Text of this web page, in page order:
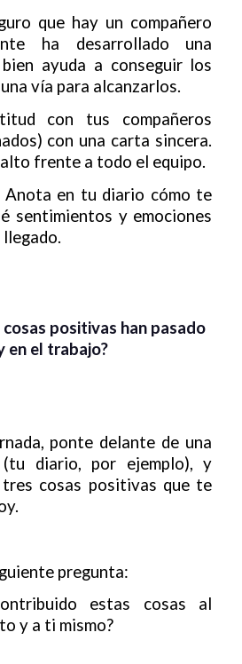
que hay un compañero
ha desarrollado una
ayuda a conseguir los
vía para alcanzarlos.
con tus compañeros
con una carta sincera.
frente a todo el equipo.
en tu diario cómo te
sentimientos y emociones
cosas positivas han pasado
en el trabajo?
ponte delante de una
diario, por ejemplo), y
cosas positivas que te
pregunta:
estas cosas al
y a ti mismo?